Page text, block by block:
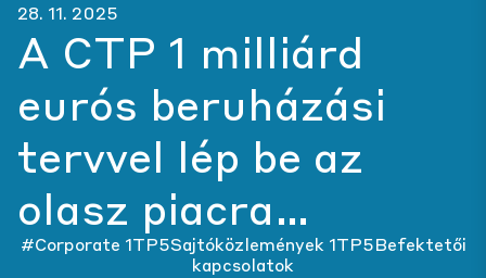
28. 11. 2025
A CTP 1 milliárd
eurós beruházási
tervvel lép be az
olasz piacra…
#Corporate 1TP5Sajtóközlemények 1TP5Befektetői
kapcsolatok